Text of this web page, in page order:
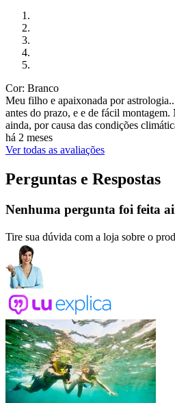
Cor: Branco
Meu filho e apaixonada por
antes do prazo, e e de fácil montagem.
ainda, por causa das condições
há 2 meses
Ver todas as avaliações
Perguntas e Respostas
Nenhuma pergunta foi feita
Tire sua dúvida com a loja sobre o